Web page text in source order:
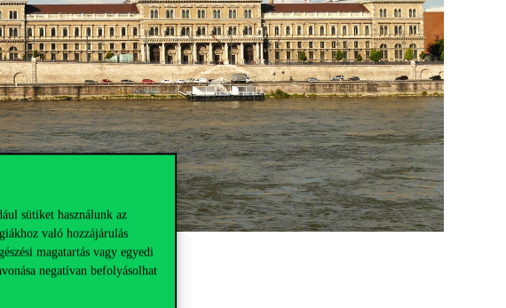
sütiket használunk az
való hozzájárulás
magatartás vagy egyedi
negatívan befolyásolhat